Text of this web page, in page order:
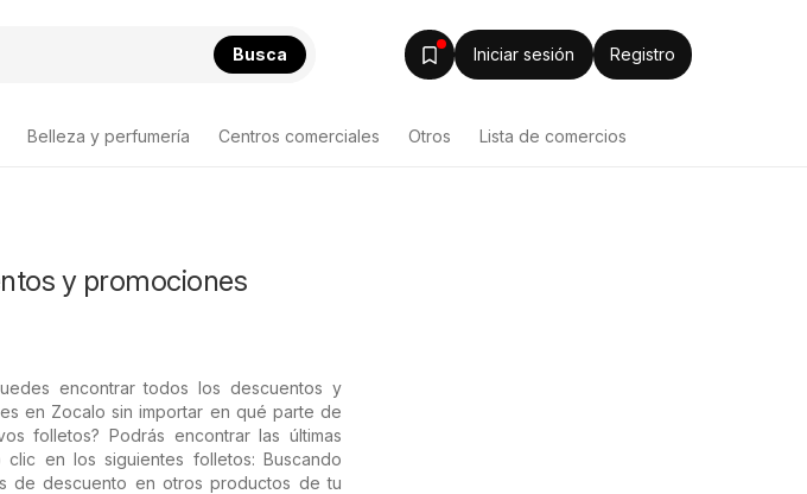
Busca Iniciar sesión Registro
Belleza y perfumería Centros comerciales Otros Lista de comercios
y promociones
encontrar todos los descuentos y
en Zocalo sin importar en qué parte de
folletos? Podrás encontrar las últimas
en los siguientes folletos: Buscando
de descuento en otros productos de tu